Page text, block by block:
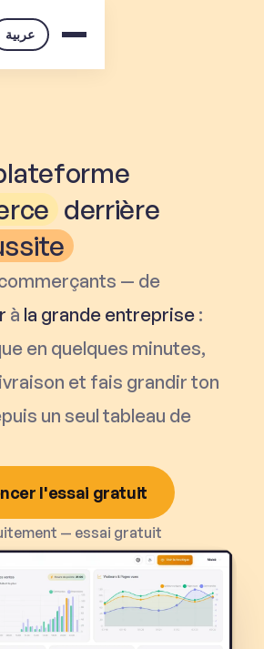
عربية
derrière
— de
à la grande entreprise :
en quelques minutes,
et fais grandir ton
un seul tableau de
l'essai gratuit
— essai gratuit